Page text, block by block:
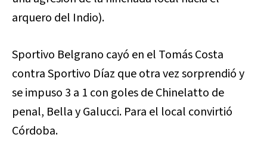
arquero del Indio).
Sportivo Belgrano cayó en el Tomás Costa
contra Sportivo Díaz que otra vez sorprendió y
se impuso 3 a 1 con goles de Chinelatto de
penal, Bella y Galucci. Para el local convirtió
Córdoba.